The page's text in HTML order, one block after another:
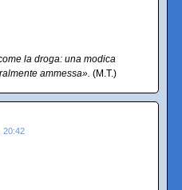
la droga: una modica
ammessa». (M.T.)
20:42